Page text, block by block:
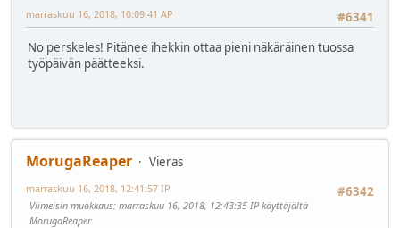
#6341
marraskuu 16, 2018, 10:09:41 AP
No perskeles! Pitänee ihekkin ottaa pieni näkäräinen tuossa
työpäivän päätteeksi.
MorugaReaper
Vieras
#6342
marraskuu 16, 2018, 12:41:57 IP
Viimeisin muokkaus: marraskuu 16, 2018, 12:43:35 IP käyttäjältä
MorugaReaper